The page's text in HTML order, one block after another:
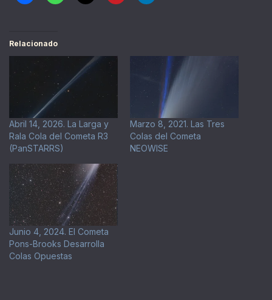
Relacionado
Abril 14, 2026. La Larga y
Rala Cola del Cometa R3
(PanSTARRS)
Marzo 8, 2021. Las Tres
Colas del Cometa
NEOWISE
Junio 4, 2024. El Cometa
Pons-Brooks Desarrolla
Colas Opuestas